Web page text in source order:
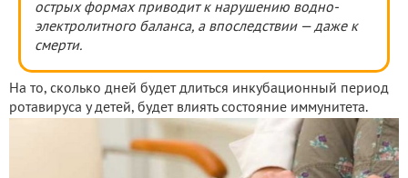
острых формах приводит к нарушению водно-
электролитного баланса, а впоследствии — даже к
смерти.
На то, сколько дней будет длиться инкубационный период
ротавируса у детей, будет влиять состояние иммунитета.